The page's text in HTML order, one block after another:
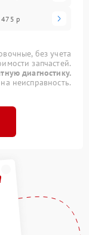
475 р
без учета
запчастей.
диагностику.
неисправность.